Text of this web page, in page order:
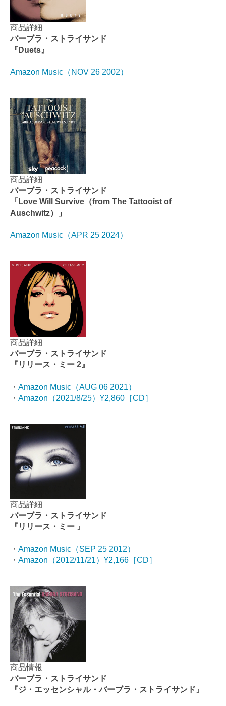
商品詳細
バーブラ・ストライサンド
『Duets』
Amazon Music（NOV 26 2002）
商品詳細
バーブラ・ストライサンド
「Love Will Survive（from The Tattooist of
Auschwitz）」
Amazon Music（APR 25 2024）
商品詳細
バーブラ・ストライサンド
『リリース・ミー 2』
・ Amazon Music（AUG 06 2021）
・ Amazon（2021/8/25）¥2,860［CD］
商品詳細
バーブラ・ストライサンド
『リリース・ミー 』
・ Amazon Music（SEP 25 2012）
・ Amazon（2012/11/21）¥2,166［CD］
商品情報
バーブラ・ストライサンド
『ジ・エッセンシャル・バーブラ・ストライサンド』